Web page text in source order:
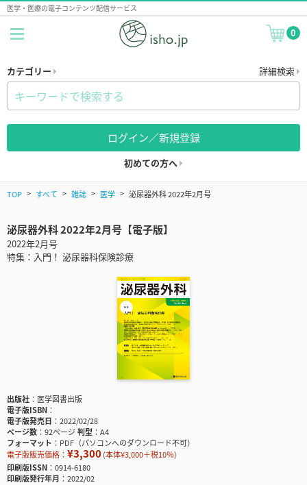
医学・医療の電子コンテンツ配信サービス
0
カテゴリー 詳細検索
ログイン／新規登録
初めての方へ
TOP すべて 雑誌 医学 泌尿器外科 2022年2月号
泌尿器外科 2022年2月号【電子版】
2022年2月号
特集：入門！ 泌尿器科保険診療
出版社
医学図書出版
電子版ISBN
電子版発売日
2022/02/28
ページ数
92ページ判型
A4
フォーマット
PDF（パソコンへのダウンロード不可）
電子版販売価格： ¥3,300(本体¥3,000＋税10％)
印刷版ISSN
0914-6180
印刷版発行年月
2022/02